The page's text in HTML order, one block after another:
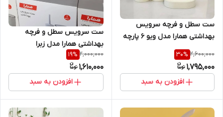
ست سطل و فرچه سرویس
بهداشتی همارا مدل ویو ۶ پارچه
2,600,000
30%
1,795,000
افزودن به سبد
ست سرویس سطل و فرچه
بهداشتی همارا مدل زبرا
چهارگوش ۶ پارچه
2,000,000
19%
1,610,000
افزودن به سبد